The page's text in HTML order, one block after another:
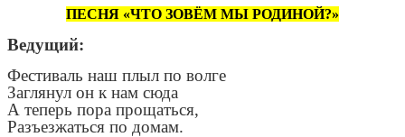
ПЕСНЯ «ЧТО ЗОВЁМ МЫ РОДИНОЙ?»
Ведущий:
Фестиваль наш плыл по волге
Заглянул он к нам сюда
А теперь пора прощаться,
Разъезжаться по домам.